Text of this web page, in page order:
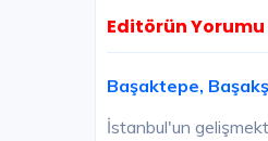
Editörün Yorumu
Başaktepe,
İstanbul'un